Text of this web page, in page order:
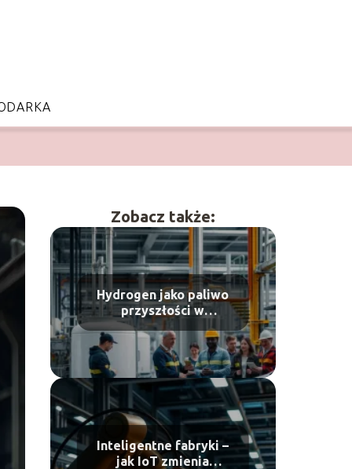
Zobacz także:
Hydrogen jako paliwo
przyszłości w
przemyśle
Inteligentne fabryki –
jak IoT zmienia